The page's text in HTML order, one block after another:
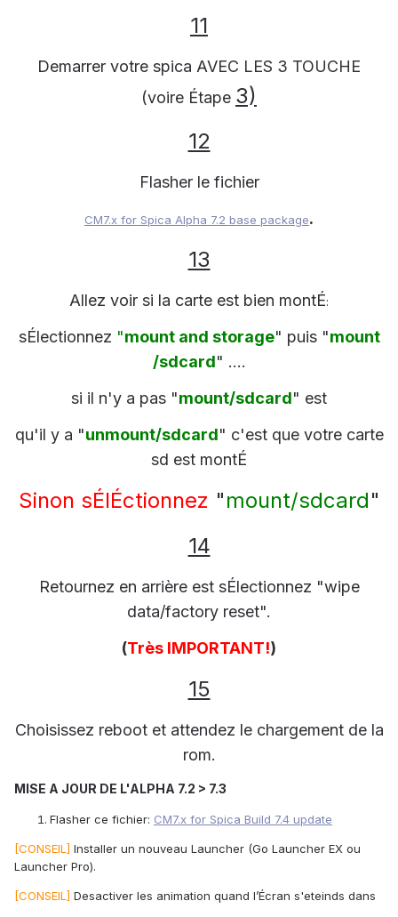
11
Demarrer votre spica AVEC LES 3 TOUCHE
(voire Étape 3)
12
Flasher le fichier
CM7.x for Spica Alpha 7.2 base package.
13
Allez voir si la carte est bien montÉ:
sÉlectionnez "mount and storage" puis "mount
/sdcard" ....
si il n'y a pas "mount/sdcard" est
qu'il y a "unmount/sdcard" c'est que votre carte
sd est montÉ
Sinon sÉlÉctionnez "mount/sdcard"
14
Retournez en arrière est sÉlectionnez "wipe
data/factory reset".
(Très IMPORTANT!)
15
Choisissez reboot et attendez le chargement de la
rom.
MISE A JOUR DE L'ALPHA 7.2 > 7.3
Flasher ce fichier: CM7.x for Spica Build 7.4 update
[CONSEIL] Installer un nouveau Launcher (Go Launcher EX ou
Launcher Pro).
[CONSEIL] Desactiver les animation quand l’Écran s'eteinds dans